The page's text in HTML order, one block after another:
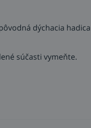
dýchacia
súčasti vymeňte.